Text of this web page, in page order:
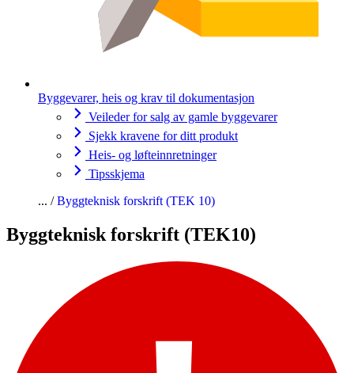
Byggevarer, heis og krav til dokumentasjon
Veileder for salg av gamle byggevarer
Sjekk kravene for ditt produkt
Heis- og løfteinnretninger
Tipsskjema
Byggteknisk forskrift (TEK 10)
Byggteknisk forskrift (TEK10)